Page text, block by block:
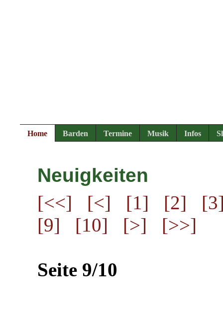
Home Barden Termine Musik Infos
Neuigkeiten
[<<]
[<] [1] [2]
[9]
[10] [>] [>>]
Seite 9/10